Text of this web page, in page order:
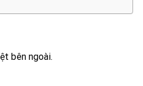
bên ngoài.